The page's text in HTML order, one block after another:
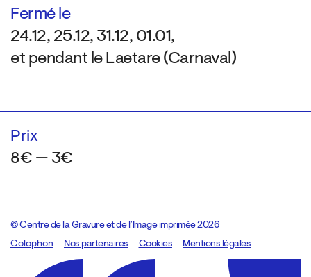
Fermé le
24.12, 25.12, 31.12, 01.01,
et pendant le Laetare (Carnaval)
Prix
8€ — 3€
© Centre de la Gravure et de l’Image imprimée 2026
Colophon
Design:Marcel Kaczmarek, code:8080.studio
Nos partenaires Cookies Mentions légales